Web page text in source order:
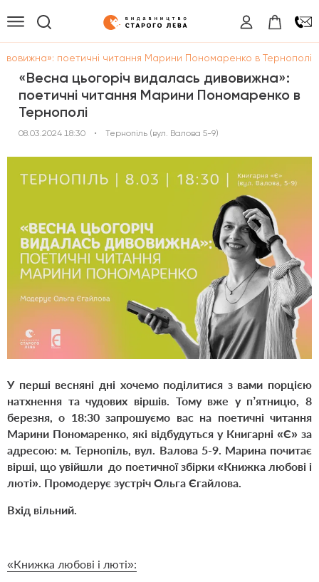
поетичні читання Марини Пономаренко в Тернополі
«Весна цьогоріч видалась дивовижна»:
поетичні читання Марини Пономаренко в
Тернополі
08.03.2024 18:30 • Тернопіль (вул. Валова 5-9)
У перші весняні дні хочемо поділитися з вами порцією
натхнення та чудових віршів. Тому вже у п’ятницю, 8
березня, о 18:30 запрошуємо вас на поетичні читання
Марини Пономаренко, які відбудуться у Книгарні «Є» за
адресою: м. Тернопіль, вул. Валова 5-9. Марина почитає
вірші, що увійшли до поетичної збірки «Книжка любові і
люті». Промодерує зустріч Ольга Єгайлова.
Вхід вільний.
«Книжка любові і люті»: